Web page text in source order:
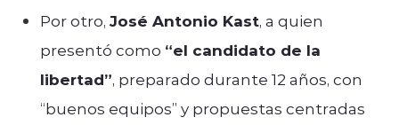
Por otro, José Antonio Kast, a quien
presentó como “el candidato de la
libertad”, preparado durante 12 años, con
“buenos equipos” y propuestas centradas